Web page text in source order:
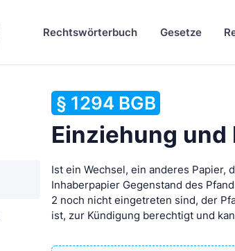
Rechtswörterbuch Gesetze
§ 1294 BGB
Einziehung und
Ist ein Wechsel, ein anderes Papier,
Inhaberpapier Gegenstand des
2 noch nicht eingetreten sind, der
ist, zur Kündigung berechtigt und